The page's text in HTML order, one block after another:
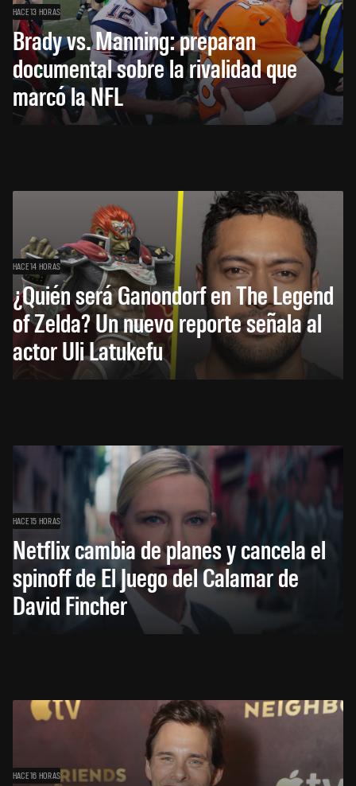
HACE 13 HORAS
Brady vs. Manning: preparan
documental sobre la rivalidad que
marcó la NFL
HACE 14 HORAS
¿Quién será Ganondorf en The Legend
of Zelda? Un nuevo reporte señala al
actor Uli Latukefu
HACE 15 HORAS
Netflix cambia de planes y cancela el
spinoff de El Juego del Calamar de
David Fincher
HACE 16 HORAS